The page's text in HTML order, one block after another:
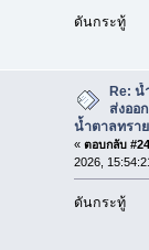
ดันกระทู้
Re: น้
ส่งออ
น้ำตาลทรา
« ตอบกลับ
2026,
ดันกระทู้